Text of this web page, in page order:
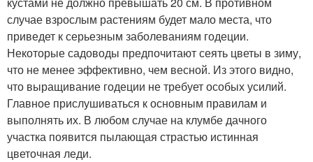
случае взрослым растениям будет мало места, что
приведет к серьезным заболеваниям годеции.
Некоторые садоводы предпочитают сеять цветы в зиму,
что не менее эффективно, чем весной. Из этого видно,
что выращивание годеции не требует особых усилий.
Главное прислушиваться к основным правилам и
выполнять их. В любом случае на клумбе дачного
участка появится пылающая страстью истинная
цветочная леди.